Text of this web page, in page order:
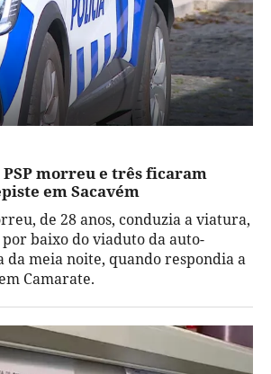
PSP morreu e três ficaram
em Sacavém
de 28 anos, conduzia a viatura,
por baixo do viaduto da auto-
da meia noite, quando respondia a
Camarate.